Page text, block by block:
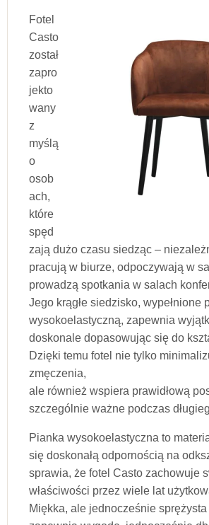
Fotel
Casto
został
zapro
jekto
wany
z
myślą
o
osob
ach,
które
spęd
zają dużo czasu siedząc –
pracują w biurze, odpoczywają w
prowadzą spotkania w salach
Jego krągłe siedzisko, wypełnione
wysokoelastyczną, zapewnia
doskonale dopasowując się do
Dzięki temu fotel nie tylko
zmęczenia,
ale również wspiera prawidłową
szczególnie ważne podczas
Pianka wysokoelastyczna to
się doskonałą odpornością na
sprawia, że fotel Casto zachowuje
właściwości przez wiele lat
Miękka, ale jednocześnie